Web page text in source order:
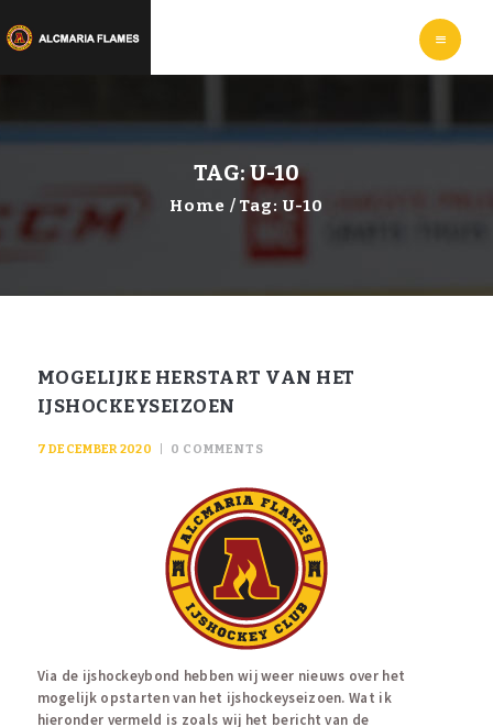
TAG: U-10
Home Tag: U-10
WEBSHOP
INFORMATIE
MOGELIJKE HERSTART VAN HET
IJSHOCKEYSEIZOEN
7 DECEMBER 2020 0 COMMENTS
Via de ijshockeybond hebben wij weer nieuws over het
mogelijk opstarten van het ijshockeyseizoen. Wat ik
hieronder vermeld is zoals wij het bericht van de